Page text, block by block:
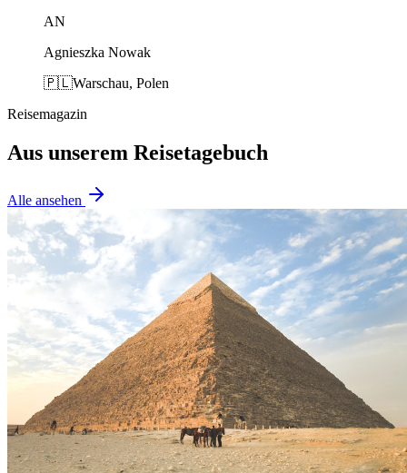
AN
Agnieszka Nowak
🇵🇱Warschau, Polen
Reisemagazin
Aus unserem Reisetagebuch
Alle ansehen